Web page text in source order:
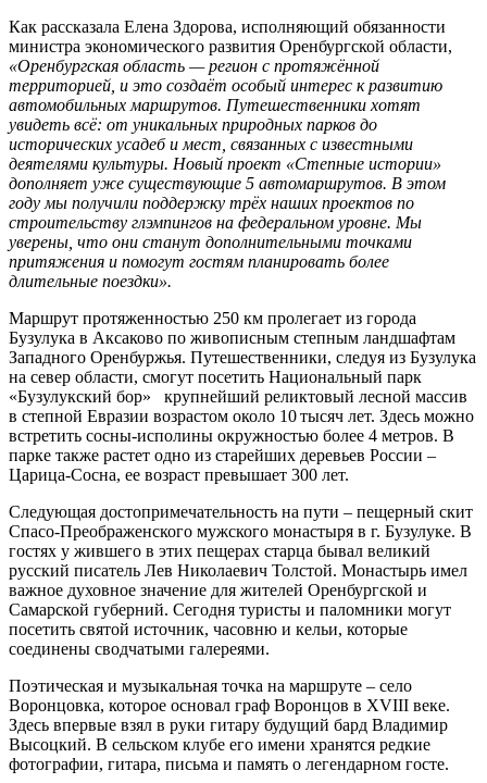
Как рассказала Елена Здорова, исполняющий обязанности
министра экономического развития Оренбургской области,
«Оренбургская область — регион с протяжённой
территорией, и это создаёт особый интерес к развитию
автомобильных маршрутов. Путешественники хотят
увидеть всё: от уникальных природных парков до
исторических усадеб и мест, связанных с известными
деятелями культуры. Новый проект «Степные истории»
дополняет уже существующие 5 автомаршрутов. В этом
году мы получили поддержку трёх наших проектов по
строительству глэмпингов на федеральном уровне. Мы
уверены, что они станут дополнительными точками
притяжения и помогут гостям планировать более
длительные поездки».
Маршрут протяженностью 250 км пролегает из города
Бузулука в Аксаково по живописным степным ландшафтам
Западного Оренбуржья. Путешественники, следуя из Бузулука
на север области, смогут посетить Национальный парк
«Бузулукский бор» крупнейший реликтовый лесной массив
в степной Евразии возрастом около 10 тысяч лет. Здесь можно
встретить сосны-исполины окружностью более 4 метров. В
парке также растет одно из старейших деревьев России –
Царица-Сосна, ее возраст превышает 300 лет.
Следующая достопримечательность на пути – пещерный скит
Спасо-Преображенского мужского монастыря в г. Бузулуке. В
гостях у жившего в этих пещерах старца бывал великий
русский писатель Лев Николаевич Толстой. Монастырь имел
важное духовное значение для жителей Оренбургской и
Самарской губерний. Сегодня туристы и паломники могут
посетить святой источник, часовню и кельи, которые
соединены сводчатыми галереями.
Поэтическая и музыкальная точка на маршруте – село
Воронцовка, которое основал граф Воронцов в XVIII веке.
Здесь впервые взял в руки гитару будущий бард Владимир
Высоцкий. В сельском клубе его имени хранятся редкие
фотографии, гитара, письма и память о легендарном госте.